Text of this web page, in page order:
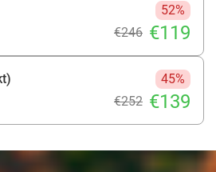
52%
€246 €119
45%
€252 €139